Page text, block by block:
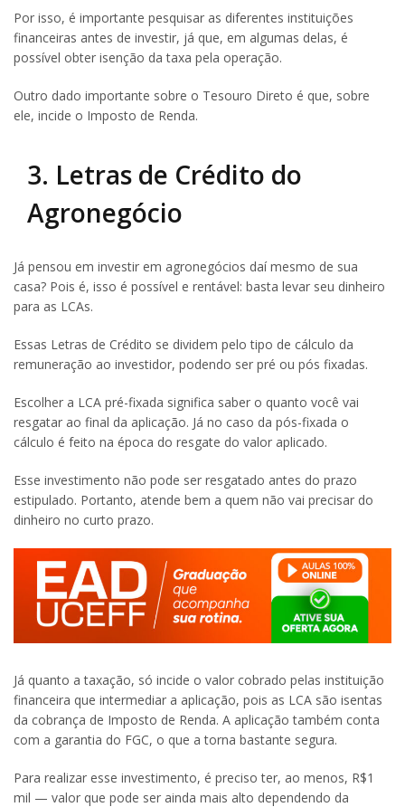
Por isso, é importante pesquisar as diferentes instituições
financeiras antes de investir, já que, em algumas delas, é
possível obter isenção da taxa pela operação.
Outro dado importante sobre o Tesouro Direto é que, sobre
ele, incide o Imposto de Renda.
3. Letras de Crédito do
Agronegócio
Já pensou em investir em agronegócios daí mesmo de sua
casa? Pois é, isso é possível e rentável: basta levar seu dinheiro
para as LCAs.
Essas Letras de Crédito se dividem pelo tipo de cálculo da
remuneração ao investidor, podendo ser pré ou pós fixadas.
Escolher a LCA pré-fixada significa saber o quanto você vai
resgatar ao final da aplicação. Já no caso da pós-fixada o
cálculo é feito na época do resgate do valor aplicado.
Esse investimento não pode ser resgatado antes do prazo
estipulado. Portanto, atende bem a quem não vai precisar do
dinheiro no curto prazo.
Já quanto a taxação, só incide o valor cobrado pelas instituição
financeira que intermediar a aplicação, pois as LCA são isentas
da cobrança de Imposto de Renda. A aplicação também conta
com a garantia do FGC, o que a torna bastante segura.
Para realizar esse investimento, é preciso ter, ao menos, R$1
mil — valor que pode ser ainda mais alto dependendo da